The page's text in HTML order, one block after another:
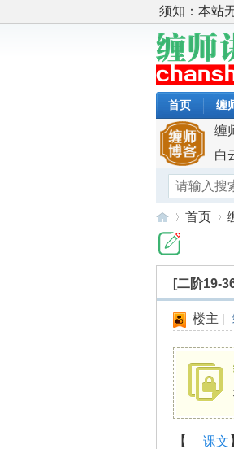
须知：本站
首页 缠
缠
白
首页
›
[二阶19-
楼主 |
【 课文